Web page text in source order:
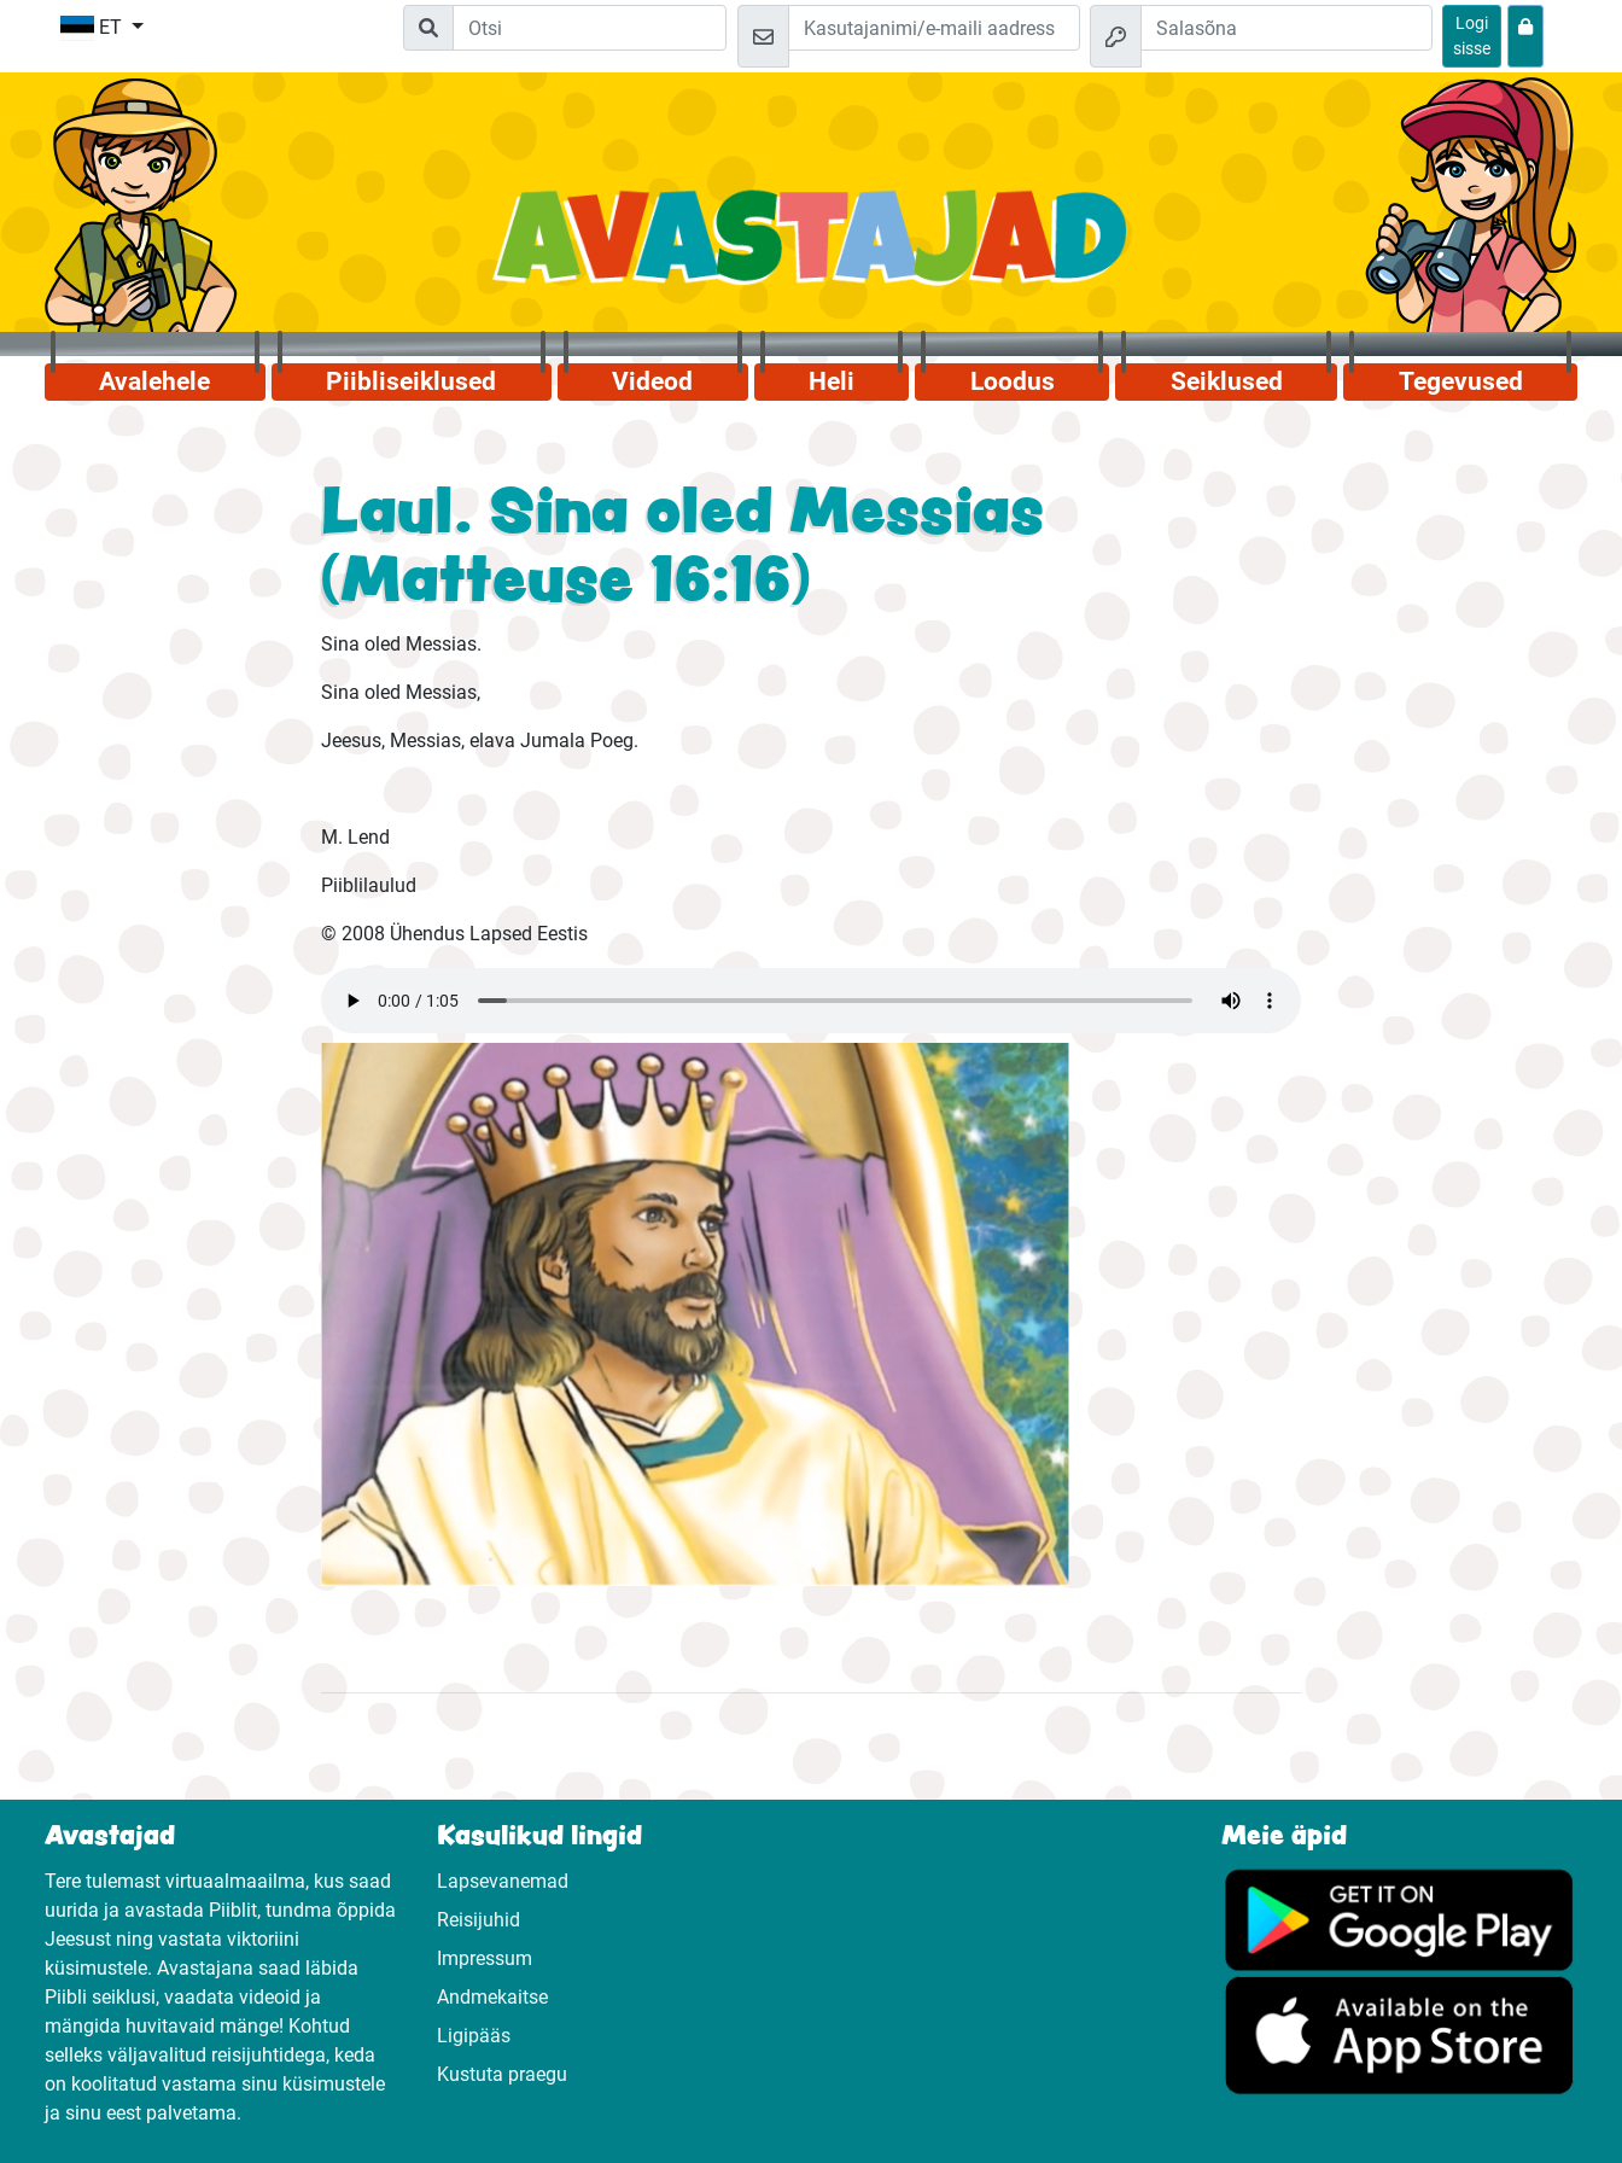
ET
Logi
sisse
Avalehele Piibliseiklused Videod Heli Loodus Seiklused Tegevused
Laul. Sina oled Messias
(Matteuse 16:16)
Sina oled Messias.
Sina oled Messias,
Jeesus, Messias, elava Jumala Poeg.
M. Lend
Piiblilaulud
© 2008 Ühendus Lapsed Eestis
Avastajad
Tere tulemast virtuaalmaailma, kus saad
uurida ja avastada Piiblit, tundma õppida
Jeesust ning vastata viktoriini
küsimustele. Avastajana saad läbida
Piibli seiklusi, vaadata videoid ja
mängida huvitavaid mänge! Kohtud
selleks väljavalitud reisijuhtidega, keda
on koolitatud vastama sinu küsimustele
ja sinu eest palvetama.
Kasulikud lingid
Lapsevanemad
Reisijuhid
Impressum
Andmekaitse
Ligipääs
Kustuta praegu
Meie äpid